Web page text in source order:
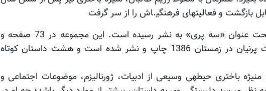
فرهنگی‪اش را از سر گرفت.
از او، یك مجموعه داستان تحت عنوان «سه پری» به نشر رسیده است. این مجموعه در 73 صفحه و
1000 نسخه از سوی انتشارات پرنیان در زمستان 1386 چاپ و نشر شده است و هشت داستان كوتاه
نوشته‪ها و فعالیت‪های فرهنگی منیژه باختری حیطه‪ی وسیعی از ادبیات، ژورنالیزم، موضوعات اجتماعی و